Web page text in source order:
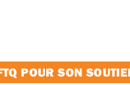
POUR SON